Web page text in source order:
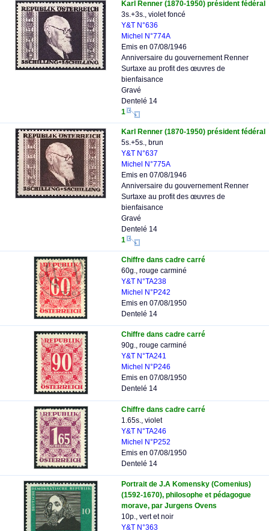
Karl Renner (1870-1950) président fédéral
3s.+3s., violet foncé
Y&T N°636
Michel N°774A
Emis en 07/08/1946
Anniversaire du gouvernement Renner
Surtaxe au profit des œuvres de
bienfaisance
Gravé
Dentelé 14
1
Karl Renner (1870-1950) président fédéral
5s.+5s., brun
Y&T N°637
Michel N°775A
Emis en 07/08/1946
Anniversaire du gouvernement Renner
Surtaxe au profit des œuvres de
bienfaisance
Gravé
Dentelé 14
1
Chiffre dans cadre carré
60g., rouge carminé
Y&T N°TA238
Michel N°P242
Emis en 07/08/1950
Dentelé 14
Chiffre dans cadre carré
90g., rouge carminé
Y&T N°TA241
Michel N°P246
Emis en 07/08/1950
Dentelé 14
Chiffre dans cadre carré
1.65s., violet
Y&T N°TA246
Michel N°P252
Emis en 07/08/1950
Dentelé 14
Portrait de J.A Komensky (Comenius)
(1592-1670), philosophe et pédagogue
morave, par Jurgens Ovens
10p., vert et noir
Y&T N°363